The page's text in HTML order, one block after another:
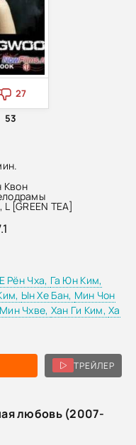
Квон
[GREEN TEA]
27
53
ТРЕЙЛЕР
Е Рён Чха, Га Юн Ким,
Ын Хе Бан, Мин Чон
Чхве, Хан Ги Ким,Ха
любовь (2007-